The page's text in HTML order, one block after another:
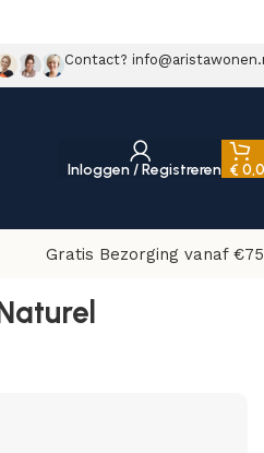
Contact?
Inloggen / Registreren €
Gratis Bezorging vanaf